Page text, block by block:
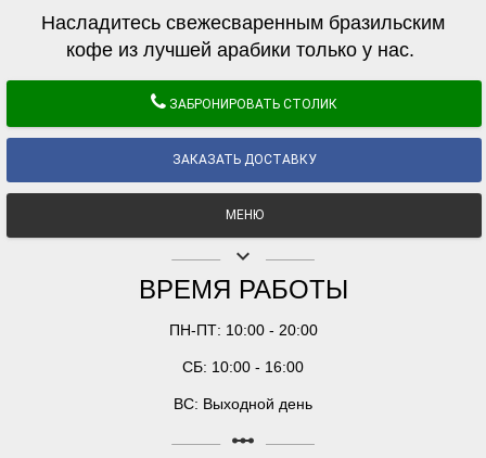
Насладитесь свежесваренным бразильским
кофе из лучшей арабики только у нас.
ЗАБРОНИРОВАТЬ СТОЛИК
ЗАКАЗАТЬ ДОСТАВКУ
МЕНЮ
keyboard_arrow_down
ВРЕМЯ РАБОТЫ
ПН-ПТ: 10:00 - 20:00
СБ: 10:00 - 16:00
ВС: Выходной день
linear_scale